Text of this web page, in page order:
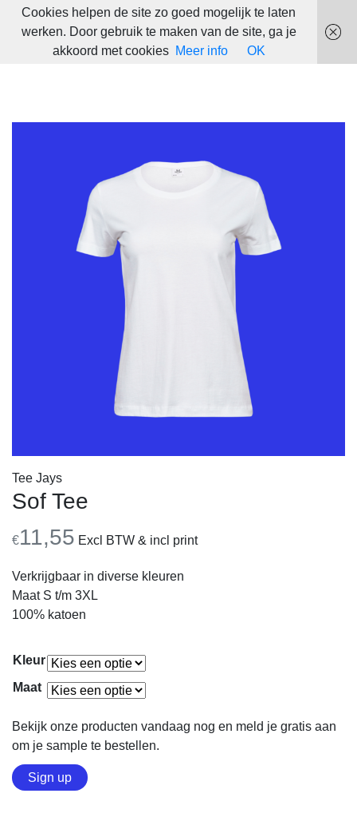
Tee Jays
Sof Tee
€11,55 Excl BTW & incl print
Verkrijgbaar in diverse kleuren
Maat S t/m 3XL
100% katoen
Kleur
Maat
Bekijk onze producten vandaag nog en meld je gratis aan
om je sample te bestellen.
Sign up
Cookies helpen de site zo goed mogelijk te laten
werken. Door gebruik te maken van de site, ga je
akkoord met cookies
Meer info OK